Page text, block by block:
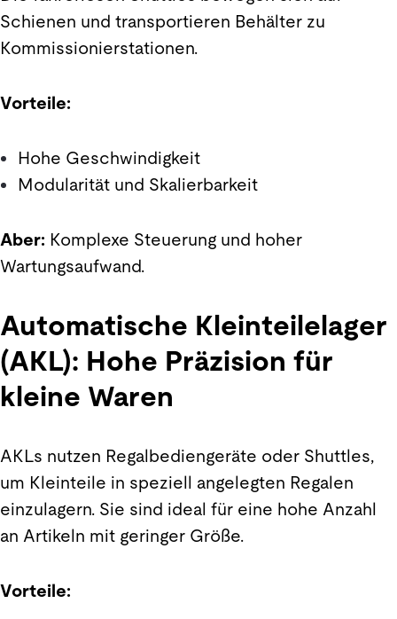
Schienen und transportieren Behälter zu
Kommissionierstationen.
Vorteile:
Hohe Geschwindigkeit
Modularität und Skalierbarkeit
Aber: Komplexe Steuerung und hoher
Wartungsaufwand.
Automatische Kleinteilelager
(AKL): Hohe Präzision für
kleine Waren
AKLs nutzen Regalbediengeräte oder Shuttles,
um Kleinteile in speziell angelegten Regalen
einzulagern. Sie sind ideal für eine hohe Anzahl
an Artikeln mit geringer Größe.
Vorteile: